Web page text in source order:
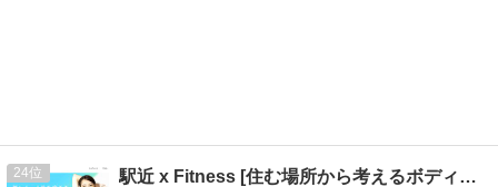
24 駅近 x Fitness [住む場所から考えるボディメイク]